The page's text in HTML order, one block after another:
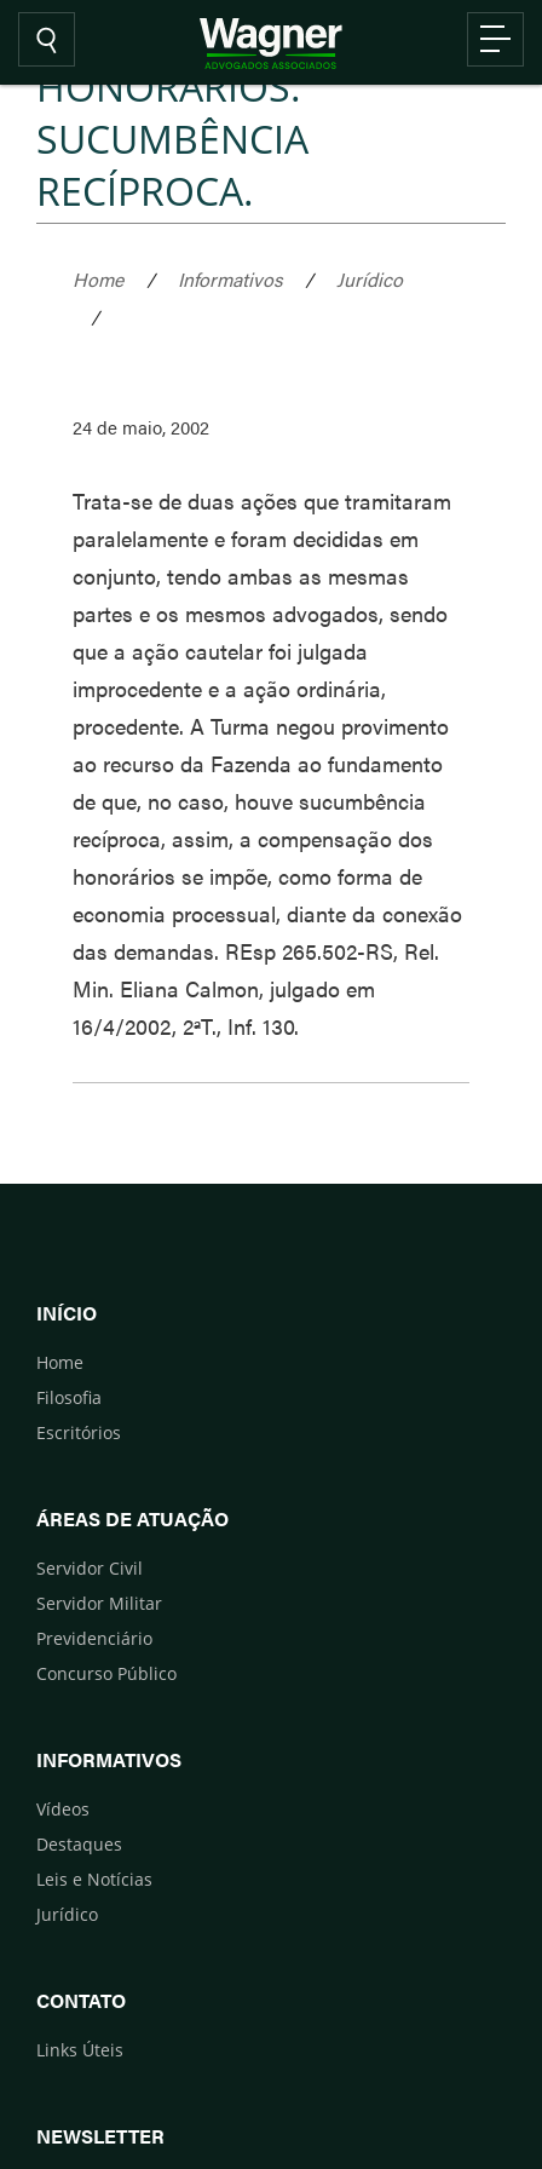
HONORÁRIOS.
SUCUMBÊNCIA
RECÍPROCA.
Home / Informativos /
Jurídico
/
24 de maio, 2002
Trata-se de duas ações que tramitaram
paralelamente e foram decididas em
conjunto, tendo ambas as mesmas
partes e os mesmos advogados, sendo
que a ação cautelar foi julgada
improcedente e a ação ordinária,
procedente. A Turma negou provimento
ao recurso da Fazenda ao fundamento
de que, no caso, houve sucumbência
recíproca, assim, a compensação dos
honorários se impõe, como forma de
economia processual, diante da conexão
das demandas. REsp 265.502-RS, Rel.
Min. Eliana Calmon, julgado em
16/4/2002, 2ªT., Inf. 130.
INÍCIO
Home
Filosofia
Escritórios
ÁREAS DE ATUAÇÃO
Servidor Civil
Servidor Militar
Previdenciário
Concurso Público
INFORMATIVOS
Vídeos
Destaques
Leis e Notícias
Jurídico
CONTATO
Links Úteis
NEWSLETTER